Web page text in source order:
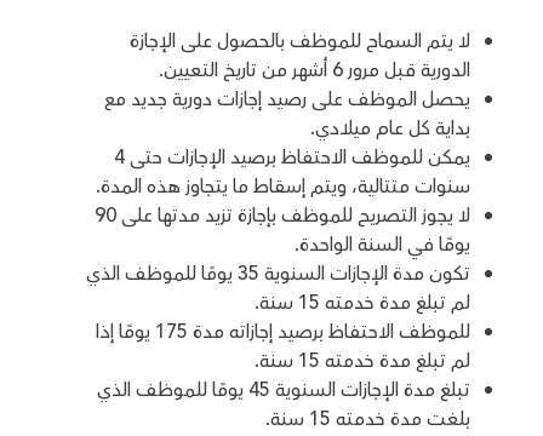
لا يتم السماح للموظف بالحصول على الإجازة
الدورية قبل مرور 6 أشهر من تاريخ التعيين.
يحصل الموظف على رصيد إجازات دورية جديد مع
بداية كل عام ميلادي.
يمكن للموظف الاحتفاظ برصيد الإجازات حتى 4
سنوات متتالية، ويتم إسقاط ما يتجاوز هذه المدة.
لا يجوز التصريح للموظف بإجازة تزيد مدتها على 90
يومًا في السنة الواحدة.
تكون مدة الإجازات السنوية 35 يومًا للموظف الذي
لم تبلغ مدة خدمته 15 سنة.
للموظف الاحتفاظ برصيد إجازاته مدة 175 يومًا إذا
لم تبلغ مدة خدمته 15 سنة.
تبلغ مدة الإجازات السنوية 45 يومًا للموظف الذي
بلغت مدة خدمته 15 سنة.